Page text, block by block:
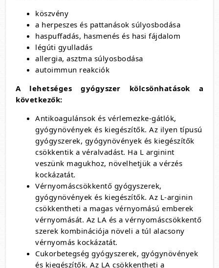
köszvény
a herpeszes és pattanások súlyosbodása
haspuffadás, hasmenés és hasi fájdalom
légúti gyulladás
allergia, asztma súlyosbodása
autoimmun reakciók
A lehetséges gyógyszer kölcsönhatások a
következők:
Antikoagulánsok és vérlemezke-gátlók,
gyógynövények és kiegészítők. Az ilyen típusú
gyógyszerek, gyógynövények és kiegészítők
csökkentik a véralvadást. Ha L arginint
veszünk magukhoz, növelhetjük a vérzés
kockázatát.
Vérnyomáscsökkentő gyógyszerek,
gyógynövények és kiegészítők. Az L-arginin
csökkentheti a magas vérnyomású emberek
vérnyomását. Az LA és a vérnyomáscsökkentő
szerek kombinációja növeli a túl alacsony
vérnyomás kockázatát.
Cukorbetegség gyógyszerek, gyógynövények
és kiegészítők. Az LA csökkentheti a